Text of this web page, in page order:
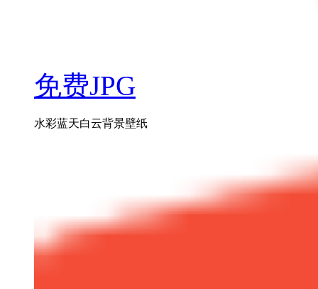
免费JPG
水彩蓝天白云背景壁纸